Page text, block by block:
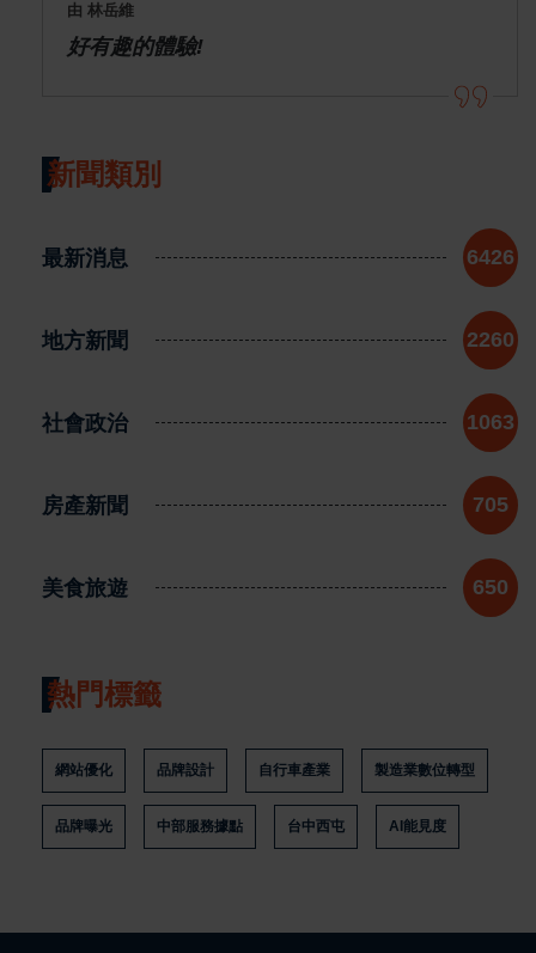
由 林岳維
好有趣的體驗!
新聞類別
最新消息 6426
地方新聞 2260
社會政治 1063
房產新聞 705
美食旅遊 650
熱門標籤
網站優化 品牌設計 自行車產業 製造業數位轉型
品牌曝光 中部服務據點 台中西屯 AI能見度